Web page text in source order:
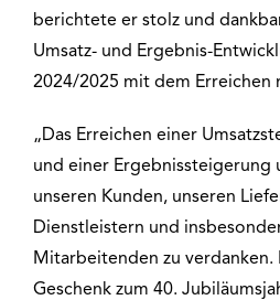
berichtete er stolz und
Umsatz- und Ergebnis-
2024/2025 mit dem Erreichen
„Das Erreichen einer
und einer Ergebnissteigerung
unseren Kunden, unseren
Dienstleistern und
Mitarbeitenden zu verdanken.
Geschenk zum 40.